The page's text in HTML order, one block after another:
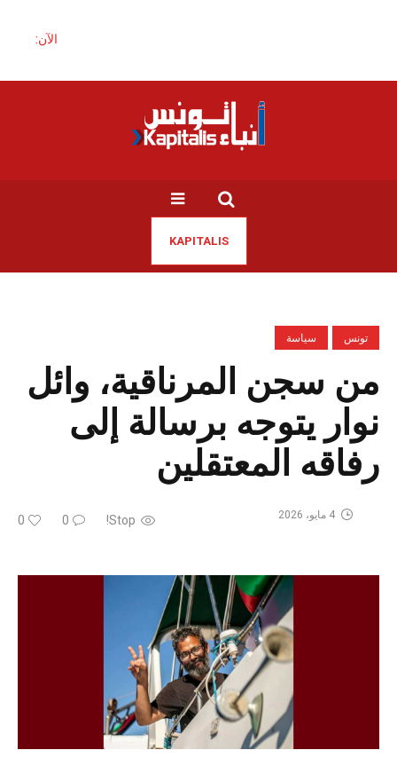
الآن:
KAPITALIS
تونس سياسة
من سجن المرناقية، وائل
نوار يتوجه برسالة إلى
رفاقه المعتقلين
Stop!
0
0 4 مايو، 2026